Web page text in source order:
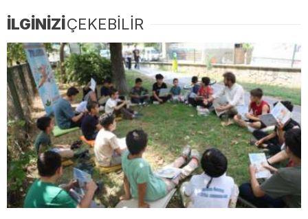
İLGİNİZİÇEKEBİLİR